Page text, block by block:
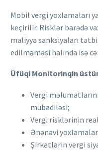
Mobil vergi yoxlamaları
keçirilir. Risklər barədə
maliyyə sanksiyaları
edilməməsi halında isə
Üfüqi Monitorinqin
Vergi
mübadiləsi;
Vergi risklərinin
Ənənəvi
Şirkətlərin vergi